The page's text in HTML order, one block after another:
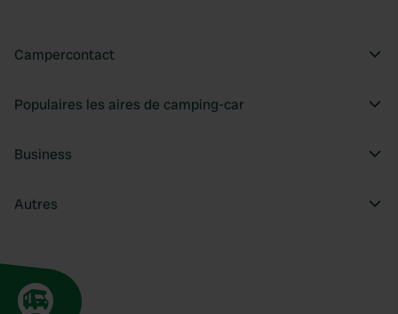
Campercontact
Populaires les aires de camping-car
Business
Autres